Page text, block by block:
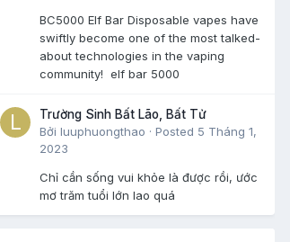
BC5000 Elf Bar Disposable vapes have
swiftly become one of the most talked-
about technologies in the vaping
community! elf bar 5000
Trường Sinh Bất Lão, Bất Tử
Bởi luuphuongthao · Posted 5 Tháng 1,
2023
Chỉ cần sống vui khỏe là được rồi, ước
mơ trăm tuổi lớn lao quá